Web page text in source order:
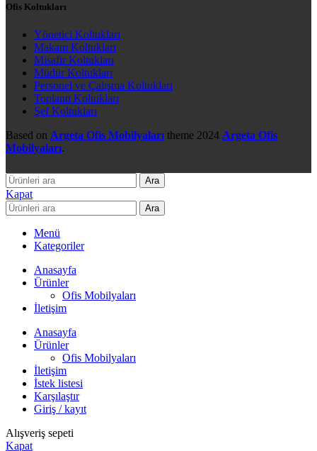
Ofis Koltukları
Yönetici Koltukları
Makam Koltukları
Misafir Koltukları
Müdür Koltukları
Personel ve Çalışma Koltukları
Toplantı Koltukları
Şef Koltukları
Based on Argeta Ofis Mobilyaları theme 2024 Argeta Ofis
Mobilyaları.
Ara
Kapat
Ara
Menü
Kategoriler
Anasayfa
Ürünler
Ofis Mobilyaları
İletişim
Anasayfa
Ürünler
Ofis Mobilyaları
İletişim
İstek listesi
Karşılaştır
Giriş / kayıt
Alışveriş sepeti
Kapat